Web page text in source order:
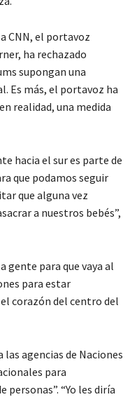
CNN, el portavoz
ha rechazado
supongan una
Es más, el portavoz ha
realidad, una medida
hacia el sur es parte de
que podamos seguir
que alguna vez
a nuestros bebés”,
gente para que vaya al
para estar
corazón del centro del
agencias de Naciones
para
“Yo les diría